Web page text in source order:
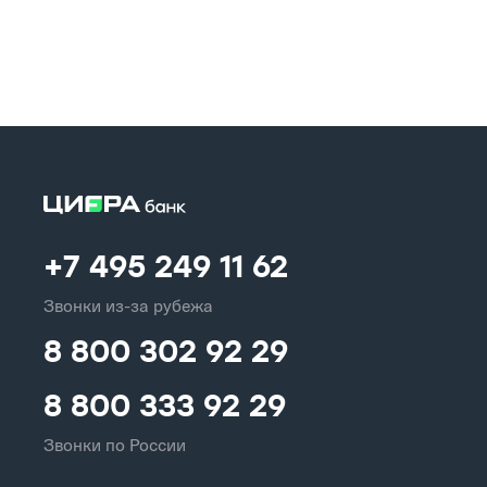
+7 495 249 11 62
Звонки из-за рубежа
8 800 302 92 29
8 800 333 92 29
Звонки по России